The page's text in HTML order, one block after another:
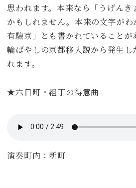
思われます。本来なら「うげんき
かもしれません。本来の文字がわ
有驗京」とも書かれていることが
輪ばやしの京都移入説から発生し
れます。
★六日町・組丁の得意曲
演奏町内：新町